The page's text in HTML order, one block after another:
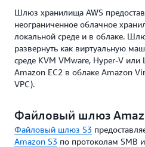
хранилище с однократной
многократным чтением
Шлюз хранилища AWS
неограниченное облачное
локальной среде и в облаке.
развернуть как виртуальную
среде KVM VMware, Hyper-V или
Amazon EC2 в облаке Amazon
VPC).
Файловый шлюз
Файловый шлюз S3
Amazon S3 по протоколам SMB